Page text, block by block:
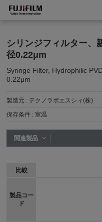
シリンジフィルター、
径0.22μm
Syringe Filter, Hydrophilic
0.22μm
製造元 : テクノラボエスシィ(株)
保存条件 :室温
関連製品
比較
製品コー
ド